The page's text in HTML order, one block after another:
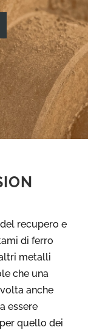
recupero e
di ferro
metalli
che una
anche
essere
quello dei